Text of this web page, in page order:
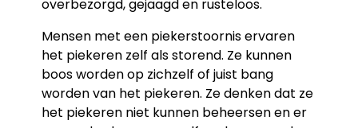
overbezorgd, gejaagd en rusteloos.
Mensen met een piekerstoornis ervaren
het piekeren zelf als storend. Ze kunnen
boos worden op zichzelf of juist bang
worden van het piekeren. Ze denken dat ze
het piekeren niet kunnen beheersen en er